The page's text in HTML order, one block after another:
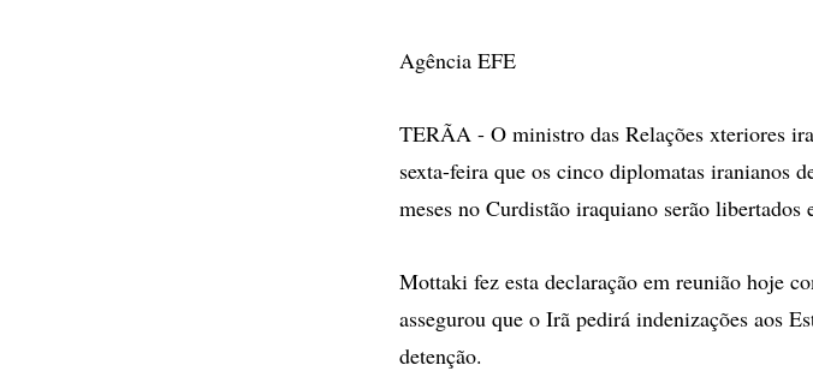
Agência EFE
TERÃA - O ministro das Relações xteriores
sexta-feira que os cinco diplomatas iranianos
meses no Curdistão iraquiano serão libertados
Mottaki fez esta declaração em reunião hoje
assegurou que o Irã pedirá indenizações aos
detenção.